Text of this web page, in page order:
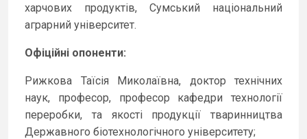
харчових продуктів, Сумський національний
аграрний університет.
Офіційні опоненти:
Рижкова Таїсія Миколаївна, доктор технічних
наук, професор, професор кафедри технології
переробки, та якості продукції тваринництва
Державного біотехнологічного університету;